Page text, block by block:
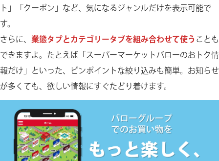
ト」「クーポン」など、気になるジャンルだけを表示可能で
す。
さらに、 業態タブとカテゴリータブを組み合わせて使う ことも
できますよ。たとえば「スーパーマーケットバローのおトク情
報だけ」といった、ピンポイントな絞り込みも簡単。お知らせ
が多くても、欲しい情報にすぐたどり着けます。